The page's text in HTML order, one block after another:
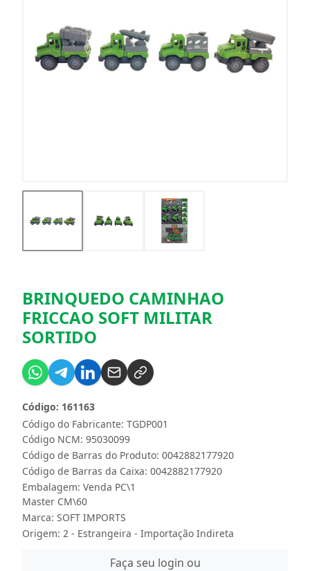
BRINQUEDO CAMINHAO
FRICCAO SOFT MILITAR
SORTIDO
Código do Fabricante: TGDP001
Código: 161163
Código NCM: 95030099
Código de Barras do Produto: 0042882177920
Código de Barras da Caixa: 0042882177920
Embalagem: Venda PC\1
Master CM\60
Marca: SOFT IMPORTS
Origem: 2 - Estrangeira - Importação Indireta
Faça seu login ou